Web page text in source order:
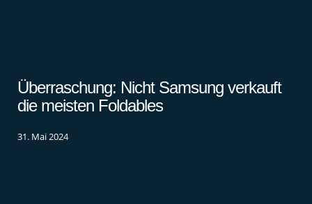
Überraschung: Nicht Samsung verkauft
die meisten Foldables
31. Mai 2024